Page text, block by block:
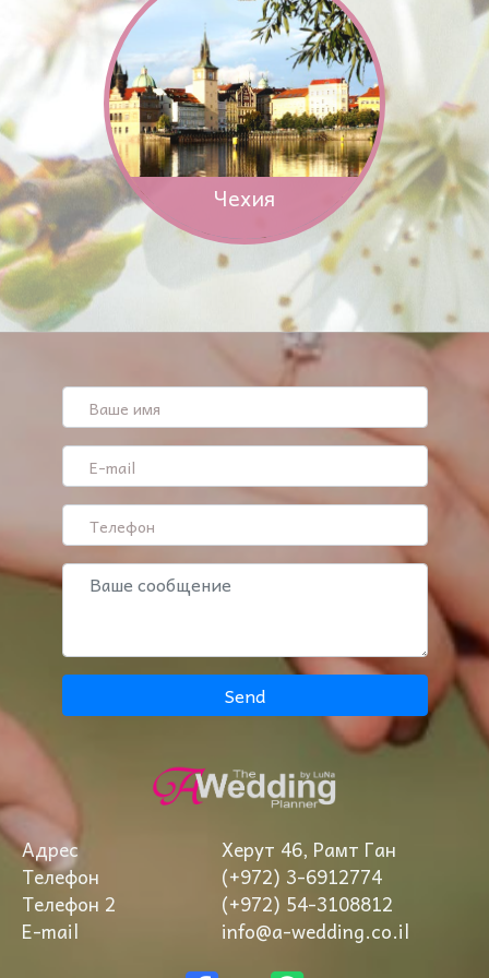
Чехия
Адрес
Херут 46, Рамт Ган
Телефон
(+972) 3-6912774
Телефон 2
(+972) 54-3108812
E-mail
info@a-wedding.co.il
Send